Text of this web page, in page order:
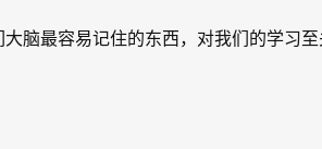
最容易记住的东西，对我们的学习